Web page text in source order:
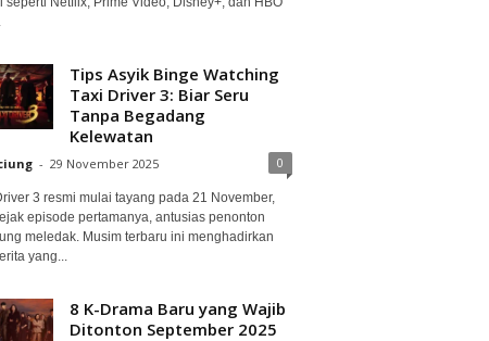
Tips Asyik Binge Watching
Taxi Driver 3: Biar Seru
Tanpa Begadang
Kelewatan
- 29 November 2025 0
3 resmi mulai tayang pada 21 November,
episode pertamanya, antusias penonton
meledak. Musim terbaru ini menghadirkan
yang...
8 K-Drama Baru yang Wajib
Ditonton September 2025